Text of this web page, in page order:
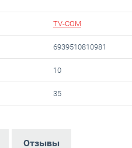
TV-COM
6939510810981
10
35
Отзывы